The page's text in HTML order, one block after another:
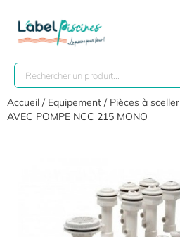
Accueil / Equipement / Pièces à sceller
AVEC POMPE NCC 215 MONO